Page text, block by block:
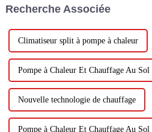
Recherche Associée
Climatiseur split à pompe à chaleur
Pompe à Chaleur Et Chauffage Au Sol
Nouvelle technologie de chauffage
Pompe à Chaleur Et Chauffage Au Sol